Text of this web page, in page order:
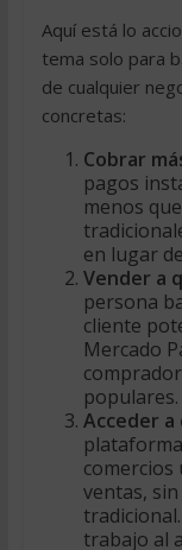
Aquí está lo
tema solo para
de cualquier
concretas:
Cobrar
pagos
menos
en lugar
Vender a
persona
cliente
Mercado
populares.
Acceder
ventas,
trabajo al